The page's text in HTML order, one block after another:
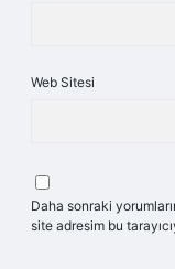
Web Sitesi
Daha sonraki
site adresim bu